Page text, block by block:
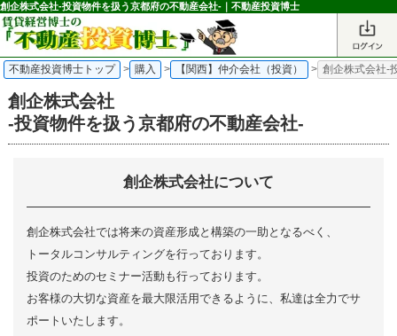
創企株式会社-投資物件を扱う京都府の不動産会社-｜不動産投資博士
不動産投資博士トップ > 購入 > 【関西】仲介会社（投資） > 創企株式会社-
創企株式会社
-投資物件を扱う京都府の不動産会社-
創企株式会社について
創企株式会社では将来の資産形成と構築の一助となるべく、
トータルコンサルティングを行っております。
投資のためのセミナー活動も行っております。
お客様の大切な資産を最大限活用できるように、私達は全力でサ
ポートいたします。